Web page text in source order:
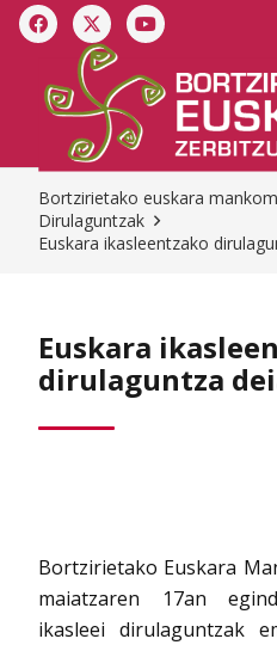
Bortzirietako euskara
Dirulaguntzak
Euskara ikasleentzako
Euskara
dirulaguntza
Bortzirietako Euskara
maiatzaren 17an
ikasleei dirulaguntzak